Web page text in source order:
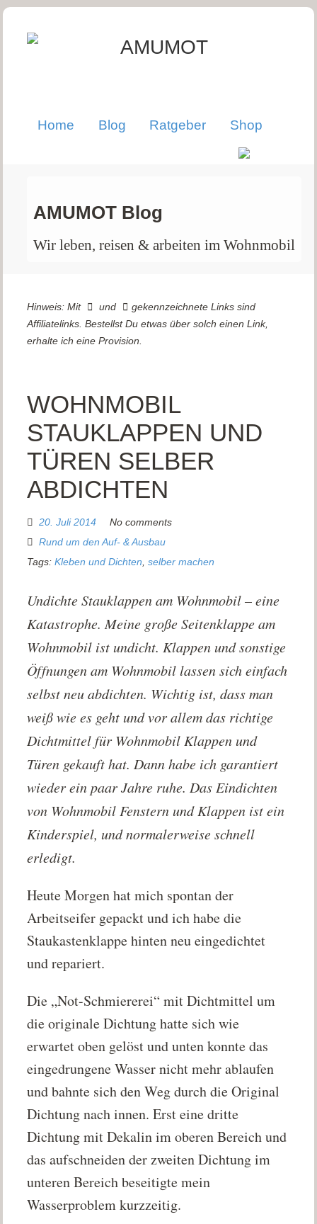
Home Blog Ratgeber Shop
AMUMOT Blog
Wir leben, reisen & arbeiten im Wohnmobil
Hinweis: Mit und
gekennzeichnete Links sind
Affiliatelinks. Bestellst Du etwas über solch einen Link,
erhalte ich eine Provision.
WOHNMOBIL
STAUKLAPPEN UND
TÜREN SELBER
ABDICHTEN
20. Juli 2014
No comments
Rund um den Auf- & Ausbau
Tags:Kleben und Dichten,selber machen
Undichte Stauklappen am Wohnmobil – eine
Katastrophe. Meine große Seitenklappe am
Wohnmobil ist undicht. Klappen und sonstige
Öffnungen am Wohnmobil lassen sich einfach
selbst neu abdichten. Wichtig ist, dass man
weiß wie es geht und vor allem das richtige
Dichtmittel für Wohnmobil Klappen und
Türen gekauft hat. Dann habe ich garantiert
wieder ein paar Jahre ruhe. Das Eindichten
von Wohnmobil Fenstern und Klappen ist ein
Kinderspiel, und normalerweise schnell
erledigt.
Heute Morgen hat mich spontan der
Arbeitseifer gepackt und ich habe die
Staukastenklappe hinten neu eingedichtet
und repariert.
Die „Not-Schmiererei“ mit Dichtmittel um
die originale Dichtung hatte sich wie
erwartet oben gelöst und unten konnte das
eingedrungene Wasser nicht mehr ablaufen
und bahnte sich den Weg durch die Original
Dichtung nach innen. Erst eine dritte
Dichtung mit Dekalin im oberen Bereich und
das aufschneiden der zweiten Dichtung im
unteren Bereich beseitigte mein
Wasserproblem kurzzeitig.